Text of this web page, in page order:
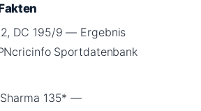
DC 195/9 — Ergebnis
Sportdatenbank
135* —